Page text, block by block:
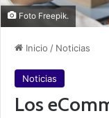
Foto Freepik.
Inicio / Noticias
Noticias
Los